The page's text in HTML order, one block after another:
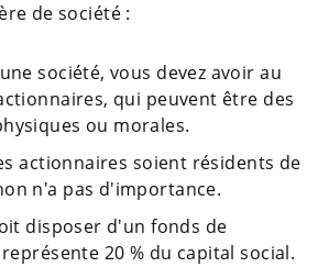
de société :
société, vous devez avoir au
qui peuvent être des
ou morales.
actionnaires soient résidents de
n'a pas d'importance.
disposer d'un fonds de
20 % du capital social.